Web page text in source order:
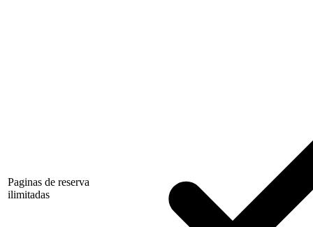
Paginas de reserva
ilimitadas